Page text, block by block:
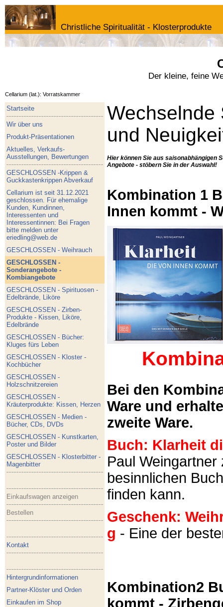
Christliche Spiritualität - Klosterprodukte
Der kleine, feine
Cellarium (lat.): Vorratskammer
Startseite
Wir über uns
Produkt-Präsentationen
Aktuelles, Verkaufs-
Ausstellungen, Bewertungen
GESCHLOSSEN -Krippen &
Guckkastenkrippen Abverkauf
Cellarium ist seit 31.12.2021
geschlossen. Für ehemalige
Kunden, Kundinnen,
Interessenten und
Interessentinnen: Bei Fragen
bitte melden unter
eriedling@web.de
GESCHLOSSEN - Weihrauch
GESCHLOSSEN -
Sonderangebote -
Kombiangebote
GESCHLOSSEN - Spirituosen -
Edelbrände, Liköre
GESCHLOSSEN - Zirben-
Produkte - Kissen, Liköre,
Edelbrände
GESCHLOSSEN - Bücher:
Kluges fürs Leben
GESCHLOSSEN - Kloster -
Kochbücher
GESCHLOSSEN -
Holzschnitzereien
GESCHLOSSEN -
Kräuterprodukte: Kissen, Herzen
GESCHLOSSEN - Medien -
Bücher, CDs, DVDs
GESCHLOSSEN - Kunstkarten,
Poster und Bilder
GESCHLOSSEN - Klosterbitter -
Magenbitter
Einkaufswagen anzeigen
Bestellen
Kontakt
Hintergrundinformationen
Partner-Klöster und Orden
Einkaufen im Shop
Wechselnde
und
Hier können Sie aus saisonabhängigen
Angebote - stöbern Sie in der Auswahl!
Kombination 1
Innen kommt -
Bei den
Ware und
zweite Ware.
Buch: Klarheit
Paul
besinnlichen
finden kann.
Geschenk:
g - Eine der
Kombination2
kommt -